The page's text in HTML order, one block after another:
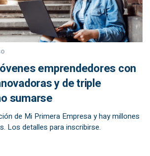
emprendedores con
y de triple
sumarse
de Mi Primera Empresa y hay millones
Los detalles para inscribirse.